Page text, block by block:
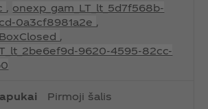
, onexp_gam_LT_lt_5d7f568b-
0a3cf8981a2e ,
,
9620-4595-82cc-
Pirmoji šalis